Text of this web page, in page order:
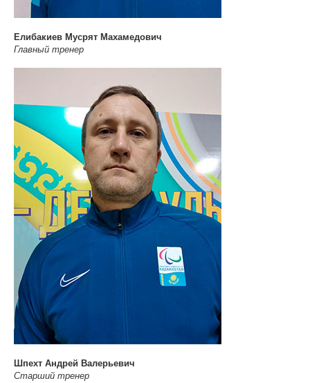
Елибакиев Мусрят Махамедович
Главный тренер
Шпехт Андрей Валерьевич
Старший тренер